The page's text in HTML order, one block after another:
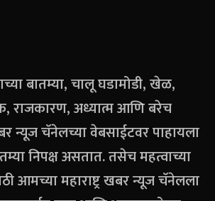
बातम्या, चालू घडामोडी, खेळ,
राजकारण, अध्यात्म आणि बरेच
न्यूज चॅनेलच्या वेबसाईटवर पाहायला
निपक्ष असतात. तसेच महत्वाच्या
आमच्या महाराष्ट्र खबर न्यूज चॅनेलला